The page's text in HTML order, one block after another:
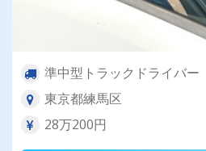
準中型トラックドライバー
東京都練馬区
28万200円